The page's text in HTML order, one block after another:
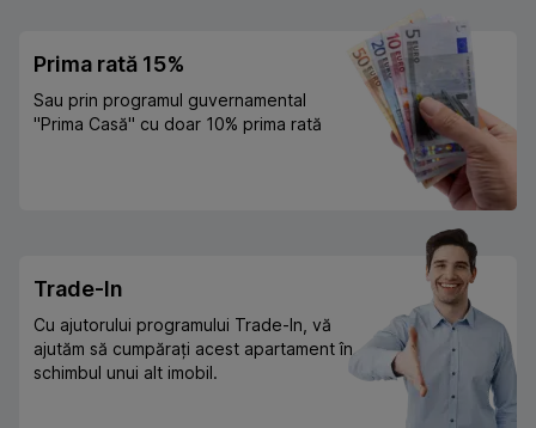
Prima rată 15%
Sau prin programul guvernamental
"Prima Casă" cu doar 10% prima rată
Trade-In
Cu ajutorului programului Trade-In, vă
ajutăm să cumpărați acest apartament în
schimbul unui alt imobil.